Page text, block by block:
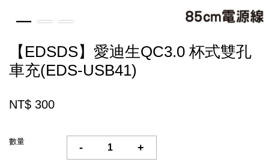
【EDSDS】愛迪生QC3.0 杯式雙孔
車充(EDS-USB41)
NT$ 300
數量
- +